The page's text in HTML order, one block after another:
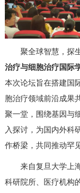
聚全球智慧，探
治疗与细胞治疗国际
本次论坛旨在搭建国
胞治疗领域前沿成果
聚一堂，围绕基因与
入探讨，为国内外科
作桥梁，共同推动罕
来自复旦大学上
科研院所、医疗机构